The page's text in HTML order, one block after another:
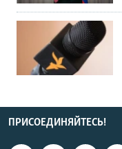
ПРИСОЕДИНЯЙТЕСЬ!